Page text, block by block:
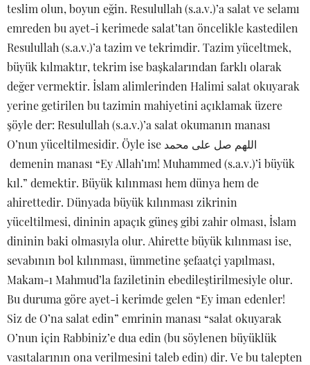
teslim olun, boyun eğin. Resulullah (s.a.v.)’a salat ve selamı
emreden bu ayet-i kerimede salat’tan öncelikle kastedilen
Resulullah (s.a.v.)’a tazim ve tekrimdir. Tazim yüceltmek,
büyük kılmaktır, tekrim ise başkalarından farklı olarak
değer vermektir. İslam alimlerinden Halimi salat okuyarak
yerine getirilen bu tazimin mahiyetini açıklamak üzere
şöyle der: Resulullah (s.a.v.)’a salat okumanın manası
O’nun yüceltilmesidir. Öyle ise اللهم صل على محمد
demenin manası “Ey Allah’ım! Muhammed (s.a.v.)’i büyük
kıl.” demektir. Büyük kılınması hem dünya hem de
ahirettedir. Dünyada büyük kılınması zikrinin
yüceltilmesi, dininin apaçık güneş gibi zahir olması, İslam
dininin baki olmasıyla olur. Ahirette büyük kılınması ise,
sevabının bol kılınması, ümmetine şefaatçi yapılması,
Makam-ı Mahmud’la faziletinin ebedileştirilmesiyle olur.
Bu duruma göre ayet-i kerimde gelen “Ey iman edenler!
Siz de O’na salat edin” emrinin manası “salat okuyarak
O’nun için Rabbiniz’e dua edin (bu söylenen büyüklük
vasıtalarının ona verilmesini taleb edin) dir. Ve bu talepten